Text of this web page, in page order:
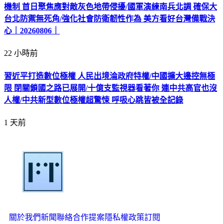
機制 首日聚焦應對敵灰色地帶侵擾/國軍演練南兵北調 確保大
台北防禦無死角/強化社會防衛韌性作為 美方看好台灣備戰決
心｜20260806｜
22 小時前
習近平打造數位極權 人民出境淪政府特權/中國擴大邊控無極
限 閉關鎖國之路已展開/十億支監視器看著你 連中共高官也沒
人權/中共新型數位極權超驚悚 呼吸心跳皆被全記錄
1 天前
關於我們新聞聯絡合作提案隱私權政策訂閱